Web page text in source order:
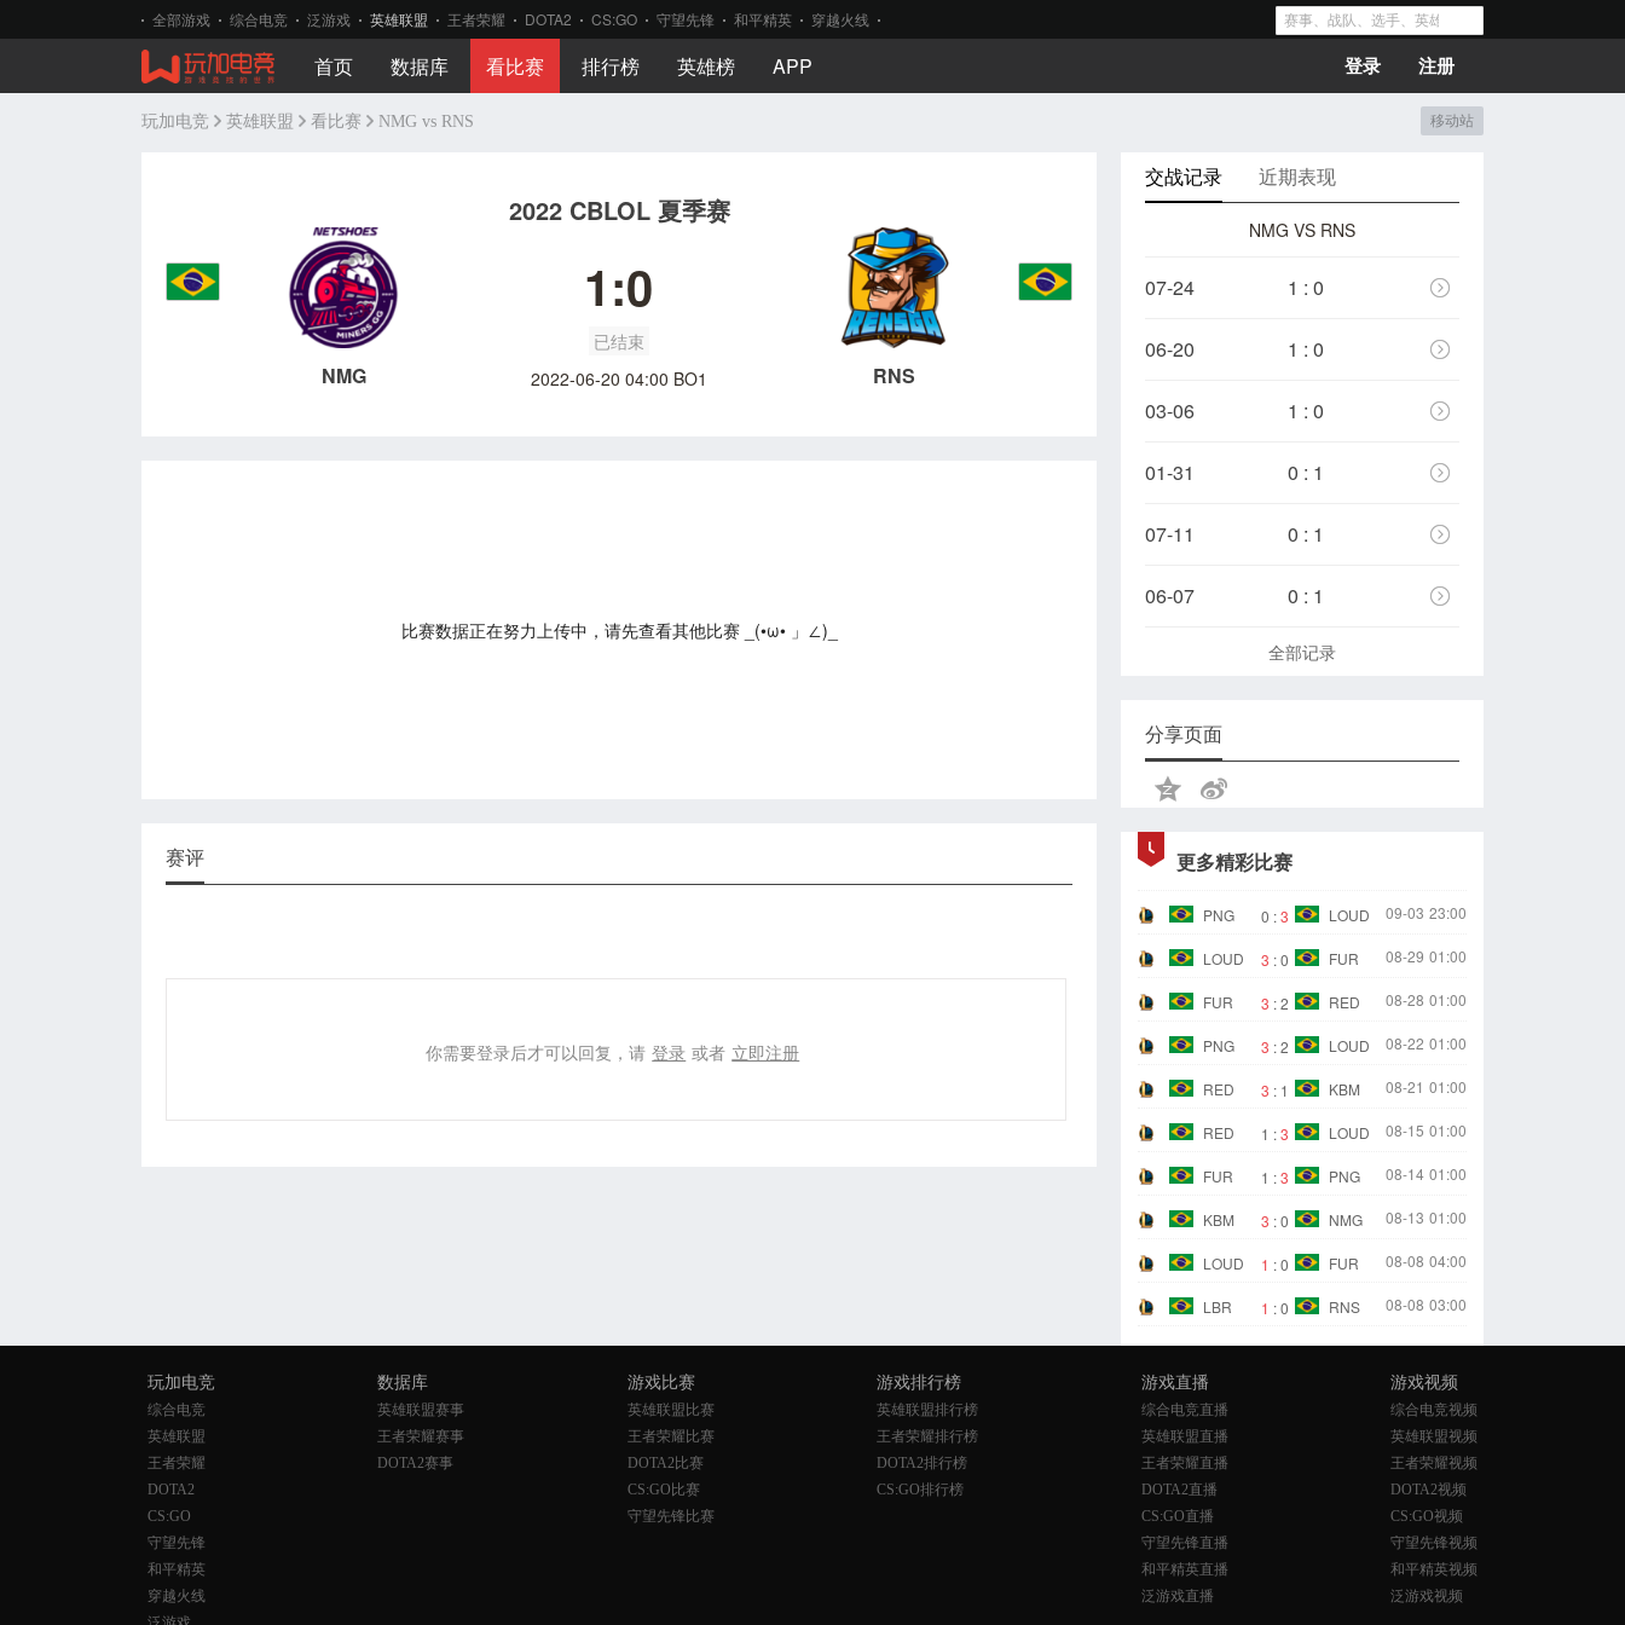
全部游戏 综合电竞 泛游戏 英雄联盟 王者荣耀 DOTA2 CS:GO 守望先锋 和平精英 穿越火线
首页 数据库 看比赛 排行榜 英雄榜 APP 登录 注册
玩加电竞 英雄联盟 看比赛 NMG vs RNS 移动站
2022 CBLOL 夏季赛
NMG
1:0
已结束
2022-06-20 04:00 BO1
RNS
比赛数据正在努力上传中，请先查看其他比赛 _(•ω• 」∠)_
赛评
你需要登录后才可以回复，请 登录 或者 立即注册
交战记录 近期表现
NMG VS RNS
07-24 1 : 0
06-20 1 : 0
03-06 1 : 0
01-31 0 : 1
07-11 0 : 1
06-07 0 : 1
全部记录
分享页面
更多精彩比赛
PNG 0 :3 LOUD 09-03 23:00
LOUD 3 :0 FUR 08-29 01:00
FUR 3 :2 RED 08-28 01:00
PNG 3 :2 LOUD 08-22 01:00
RED 3 : 1 KBM 08-21 01:00
RED 1 :3 LOUD 08-15 01:00
FUR 1 :3 PNG 08-14 01:00
KBM 3 :0 NMG 08-13 01:00
LOUD 1 :0 FUR 08-08 04:00
LBR 1 :0 RNS 08-08 03:00
玩加电竞
综合电竞
英雄联盟
王者荣耀
DOTA2
CS:GO
守望先锋
和平精英
穿越火线
数据库
英雄联盟赛事
王者荣耀赛事
DOTA2赛事
游戏比赛
英雄联盟比赛
王者荣耀比赛
DOTA2比赛
CS:GO比赛
守望先锋比赛
游戏排行榜
英雄联盟排行榜
王者荣耀排行榜
DOTA2排行榜
CS:GO排行榜
游戏直播
综合电竞直播
英雄联盟直播
王者荣耀直播
DOTA2直播
CS:GO直播
守望先锋直播
和平精英直播
泛游戏直播
游戏视频
综合电竞视频
英雄联盟视频
王者荣耀视频
DOTA2视频
CS:GO视频
守望先锋视频
和平精英视频
泛游戏视频